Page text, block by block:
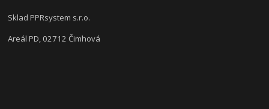
Sklad PPRsystem s.r.o.
Areál PD, 02712 Čimhová